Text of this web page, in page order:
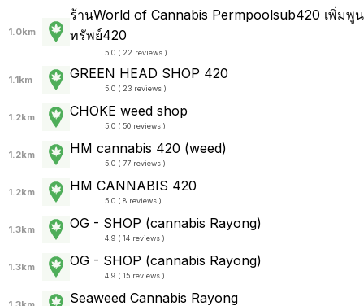
1.0km
ร้านWorld of Cannabis Permpoolsub420 เพิ่มพูน
ทรัพย์420
5.0 ( 22 reviews )
1.1km GREEN HEAD SHOP 420
5.0 ( 23 reviews )
1.2km CHOKE weed shop
5.0 ( 50 reviews )
1.2km HM cannabis 420 (weed)
5.0 ( 77 reviews )
1.2km HM CANNABIS 420
5.0 ( 8 reviews )
1.3km OG - SHOP (cannabis Rayong)
4.9 ( 14 reviews )
1.3km OG - SHOP (cannabis Rayong)
4.9 ( 15 reviews )
Seaweed Cannabis Rayong